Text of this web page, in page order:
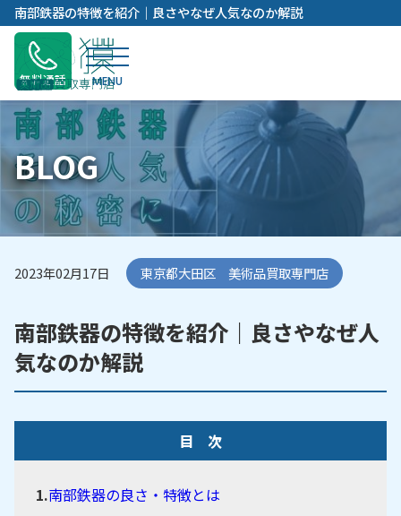
内
容
キ
プ
南部鉄器の特徴を紹介｜良さやなぜ人気なのか解説
無料通話
BLOG
2023年02月17日 東京都大田区 美術品買取専門店
南部鉄器の特徴を紹介｜良さやなぜ人
気なのか解説
目 次
南部鉄器の良さ・特徴とは